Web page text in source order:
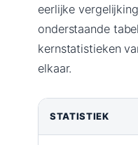
eerlijke
onderstaande
kernstatistieken
elkaar.
STATISTIEK